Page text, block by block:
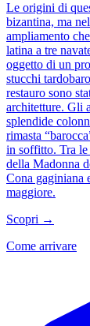
Le origini di
bizantina, ma
ampliamento
latina a tre
oggetto di un
stucchi
restauro sono
architetture. Gli
splendide
rimasta
in soffitto. Tra le
della Madonna
Cona gaginiana
maggiore.
Scopri →
Come arrivare